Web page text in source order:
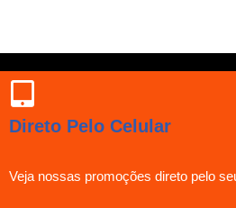
Direto Pelo Celular
Veja nossas promoções direto pelo